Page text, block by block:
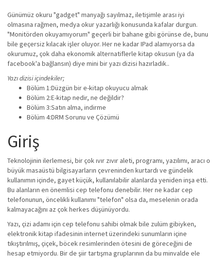
Günümüz okuru "gadget" manyağı sayılmaz, iletişimle arası iyi
olmasına rağmen, medya okur yazarlığı konusunda kafalar durgun.
"Monitörden okuyamıyorum" geçerli bir bahane gibi görünse de, bunu
bile geçersiz kılacak işler oluyor. Her ne kadar IPad alamıyorsa da
okurumuz, çok daha ekonomik alternatiflerle kitap okusun (ya da
facebook'a bağlansın) diye mini bir yazı dizisi hazırladık..
Yazı dizisi içindekiler;
Bölüm 1:Düzgün bir e-kitap okuyucu almak
Bölüm 2:E-kitap nedir, ne değildir?
Bölüm 3:Satın alma, indirme
Bölüm 4:DRM Sorunu ve Çözümü
Giriş
Teknolojinin ilerlemesi, bir çok ıvır zıvır aleti, programı, yazılımı, aracı o
büyük masaüstü bilgisayarların çevreninden kurtardı ve gündelik
kullanımın içinde, gayet küçük, kullanılabilir alanlarda yeniden inşa etti.
Bu alanların en önemlisi cep telefonu denebilir. Her ne kadar cep
telefonunun, öncelikli kullanımı "telefon" olsa da, meselenin orada
kalmayacağını az çok herkes düşünüyordu.
Yazı, çizi adamı için cep telefonu sahibi olmak bile zulüm gibiyken,
elektronik kitap ifadesinin internet üzerindeki sunumların içine
tıkıştırılmış, çiçek, böcek resimlerinden ötesini de göreceğini de
hesap etmiyordu. Bir de şiir tartışma gruplarının da bu minvalde ele